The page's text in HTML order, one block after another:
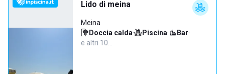
Lido di meina
Meina
Doccia calda· Piscina· Bar·
e altri 10…